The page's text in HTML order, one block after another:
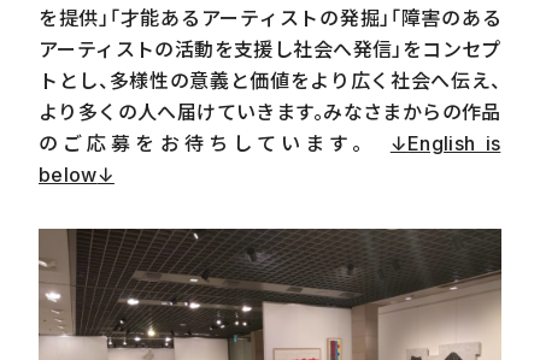
を提供」「才能あるアーティストの発掘」「障害のある
アーティストの活動を支援し社会へ発信」をコンセプ
トとし、多様性の意義と価値をより広く社会へ伝え、
より多くの人へ届けていきます。みなさまからの作品
のご応募をお待ちしています。 ↓English is
below↓